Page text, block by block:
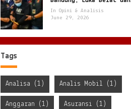
Penyekapan !
In Opini & Analisis
June 29, 2026
Tags
Analisa (1) Analis Mobil (1)
Anggaran (1) Asuransi (1)